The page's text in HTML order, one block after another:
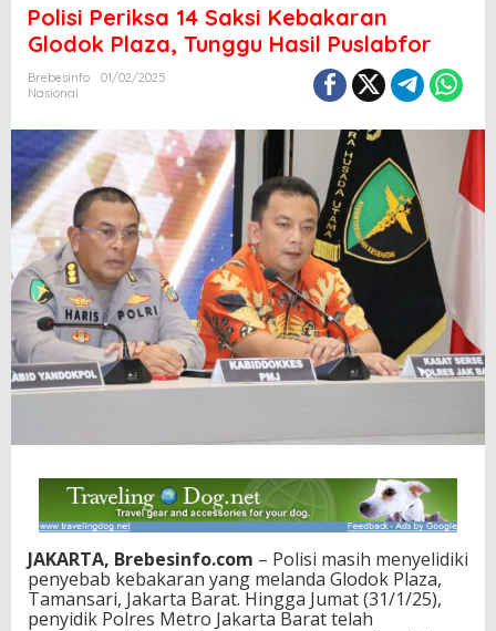
Polisi Periksa 14 Saksi Kebakaran
Glodok Plaza, Tunggu Hasil Puslabfor
Brebesinfo
01/02/2025
Nasional
JAKARTA, Brebesinfo.com – Polisi masih menyelidiki
penyebab kebakaran yang melanda Glodok Plaza,
Tamansari, Jakarta Barat. Hingga Jumat (31/1/25),
penyidik Polres Metro Jakarta Barat telah